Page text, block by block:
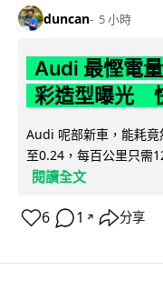
duncan 5 小時
Audi 最慳電
彩造型曝光
Audi 呢部新車，能耗
至0.24，每百公里只需
閱讀全文
6 1 ↗ 分享